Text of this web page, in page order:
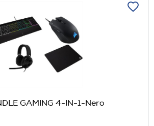
GAMING 4-IN-1-Nero